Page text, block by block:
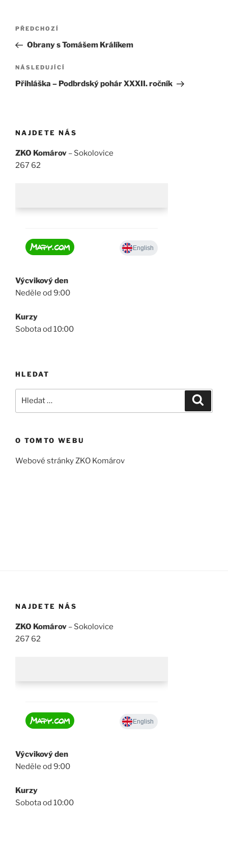
Navigace
příspěvek
Předchozí
příspěvek
PŘEDCHOZÍ
Obrany s Tomášem Králíkem
Následující
příspěvek
NÁSLEDUJÍCÍ
Přihláška – Podbrdský pohár XXXII. ročník
NAJDETE NÁS
ZKO Komárov – Sokolovice
267 62
Výcvikový den
Neděle od 9:00
Kurzy
Sobota od 10:00
HLEDAT
O TOMTO WEBU
Webové stránky ZKO Komárov
NAJDETE NÁS
ZKO Komárov – Sokolovice
267 62
Výcvikový den
Neděle od 9:00
Kurzy
Sobota od 10:00